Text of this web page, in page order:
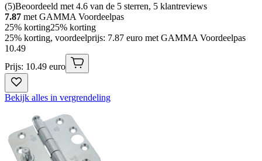
(5)Beoordeeld met 4.6 van de 5 sterren, 5 klantreviews
7.87 met GAMMA Voordeelpas
25% korting25% korting
25% korting, voordeelprijs: 7.87 euro met GAMMA Voordeelpas
10.49
Prijs: 10.49 euro
Bekijk alles in vergrendeling